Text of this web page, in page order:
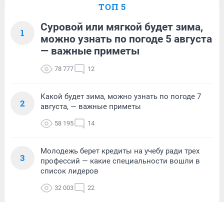
ТОП 5
1
Суровой или мягкой будет зима,
можно узнать по погоде 5 августа
— важные приметы
78 777 12
2
Какой будет зима, можно узнать по погоде 7
августа, — важные приметы
58 195 14
3
Молодежь берет кредиты на учебу ради трех
профессий — какие специальности вошли в
список лидеров
32 003 22